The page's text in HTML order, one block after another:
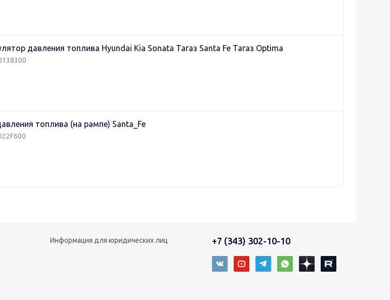
давления топлива Hyundai Kia Sonata Тагаз Santa Fe Тагаз Optima
топлива (на рампе) Santa_Fe
Информация для юридических лиц +7 (343) 302-10-10